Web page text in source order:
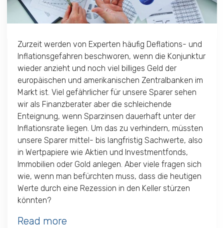
Zurzeit werden von Experten häufig Deflations- und
Inflationsgefahren beschworen, wenn die Konjunktur
wieder anzieht und noch viel billiges Geld der
europäischen und amerikanischen Zentralbanken im
Markt ist. Viel gefährlicher für unsere Sparer sehen
wir als Finanzberater aber die schleichende
Enteignung, wenn Sparzinsen dauerhaft unter der
Inflationsrate liegen. Um das zu verhindern, müssten
unsere Sparer mittel- bis langfristig Sachwerte, also
in Wertpapiere wie Aktien und Investmentfonds,
Immobilien oder Gold anlegen. Aber viele fragen sich
wie, wenn man befürchten muss, dass die heutigen
Werte durch eine Rezession in den Keller stürzen
könnten?
Read more